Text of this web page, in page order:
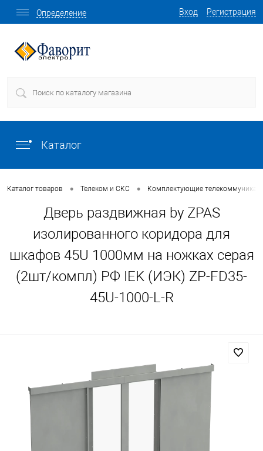
Вход Регистрация
Определение
Каталог
Каталог товаров • Телеком и СКС • Комплектующие
Дверь раздвижная by ZPAS
изолированного коридора для
шкафов 45U 1000мм на ножках серая
(2шт/компл) РФ IEK (ИЭК) ZP-FD35-
45U-1000-L-R